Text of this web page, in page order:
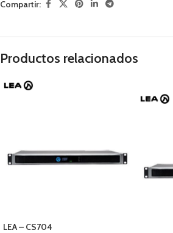
Compartir:
Productos relacionados
LEA – CS704